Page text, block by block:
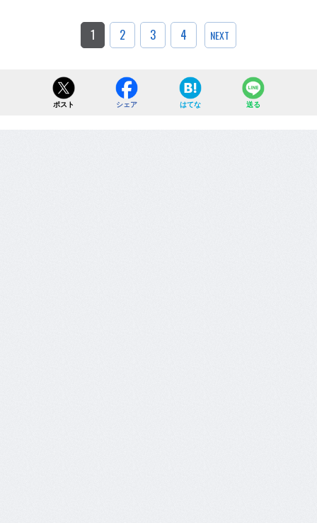
1 2 3 4 NEXT
ポスト シェア はてな 送る